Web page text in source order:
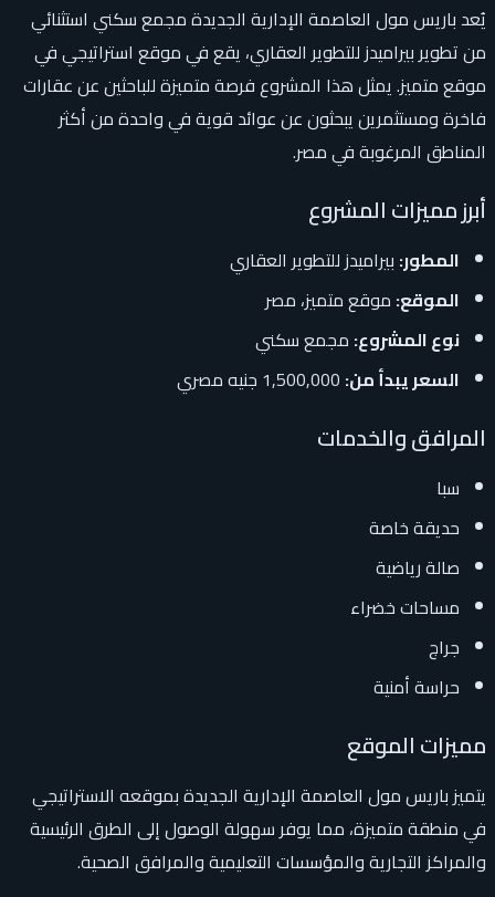
يُعد باريس مول العاصمة الإدارية الجديدة مجمع سكني استثنائي
من تطوير بيراميدز للتطوير العقاري، يقع في موقع استراتيجي في
موقع متميز. يمثل هذا المشروع فرصة متميزة للباحثين عن عقارات
فاخرة ومستثمرين يبحثون عن عوائد قوية في واحدة من أكثر
المناطق المرغوبة في مصر.
أبرز مميزات المشروع
المطور: بيراميدز للتطوير العقاري
الموقع: موقع متميز، مصر
نوع المشروع: مجمع سكني
السعر يبدأ من:
المرافق والخدمات
سبا
حديقة خاصة
صالة رياضية
مساحات خضراء
جراج
حراسة أمنية
مميزات الموقع
يتميز باريس مول العاصمة الإدارية الجديدة بموقعه الاستراتيجي
في منطقة متميزة، مما يوفر سهولة الوصول إلى الطرق الرئيسية
والمراكز التجارية والمؤسسات التعليمية والمرافق الصحية.